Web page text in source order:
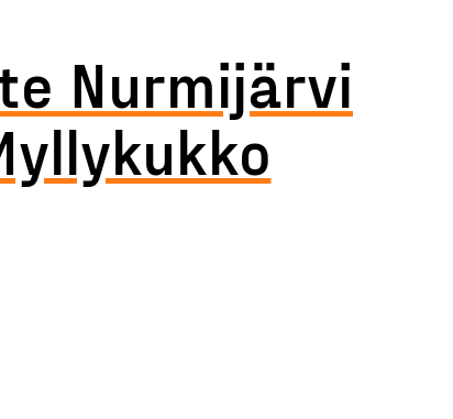
Nurmijärvi